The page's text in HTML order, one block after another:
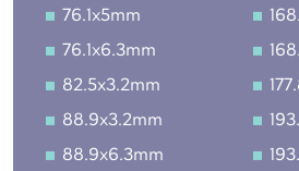
76.1x5mm
76.1x6.3mm
82.5x3.2mm
88.9x3.2mm
88.9x6.3mm